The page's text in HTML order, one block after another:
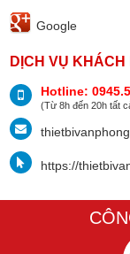
Google
DỊCH VỤ KHÁCH
Hotline:
(Từ 8h đến 20h tất
https://